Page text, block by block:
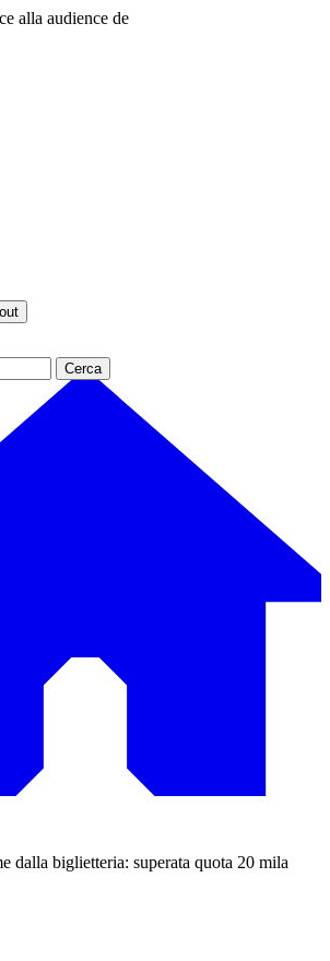
alla audience de
Cerca
dalla biglietteria: superata quota 20 mila